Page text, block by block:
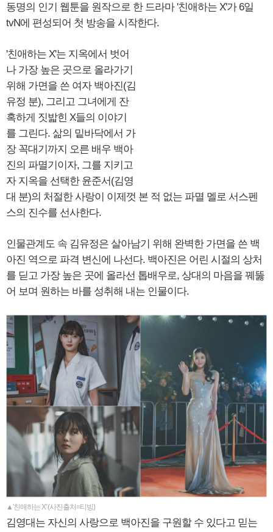
동명의 인기 웹툰을 원작으로 한 드라마 '친애하는 X'가 6일
tvN에 편성되어 첫 방송을 시작한다.
'친애하는 X'는 지옥에서 벗어
나 가장 높은 곳으로 올라가기
위해 가면을 쓴 여자 백아진(김
유정 분), 그리고 그녀에게 잔
혹하게 짓밟힌 X들의 이야기
를 그린다. 삶의 밑바닥에서 가
장 꼭대기까지 오른 배우 백아
진의 파멸기이자, 그를 지키고
자 지옥을 선택한 윤준서(김영
대 분)의 처절한 사랑이 이제껏 본 적 없는 파멸 멜로 서스펜
스의 진수를 선사한다.
인물관계도 속 김유정은 살아남기 위해 완벽한 가면을 쓴 백
아진 역으로 파격 변신에 나선다. 백아진은 어린 시절의 상처
를 딛고 가장 높은 곳에 올라선 톱배우로, 상대의 마음을 꿰뚫
어 보며 원하는 바를 성취해 내는 인물이다.
▲'친애하는 X' (사진출처=티빙)
김영대는 자신의 사랑으로 백아진을 구원할 수 있다고 믿는